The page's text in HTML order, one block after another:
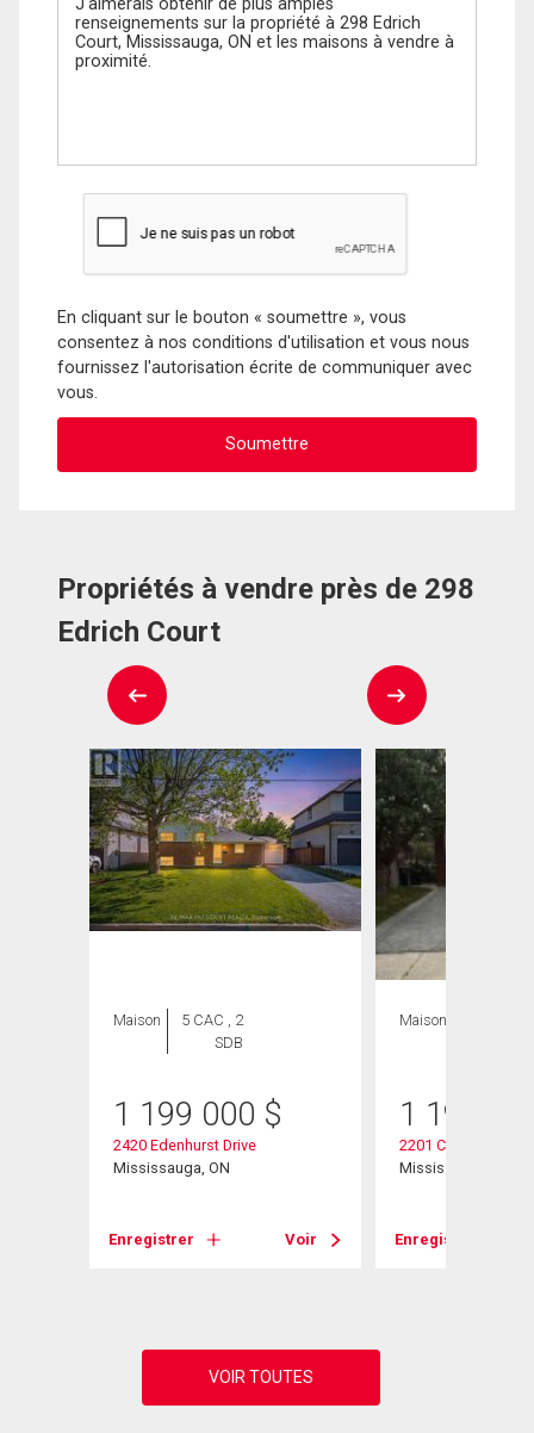
En cliquant sur le bouton « soumettre », vous
consentez à nos conditions d'utilisation et vous nous
fournissez l'autorisation écrite de communiquer avec
vous.
Propriétés à vendre près de 298
Edrich Court
Maison
5 CAC , 2
SDB
1 199 000 $
2420 Edenhurst Drive
Mississauga, ON
Enregistrer Voir
Maison
1 199
2201 Cliff Road
Mississauga, ON
Enregistrer